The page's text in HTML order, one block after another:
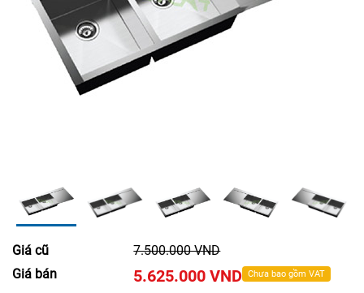
Giá cũ
7.500.000 VND
Giá bán
5.625.000 VND Chưa bao gồm VAT